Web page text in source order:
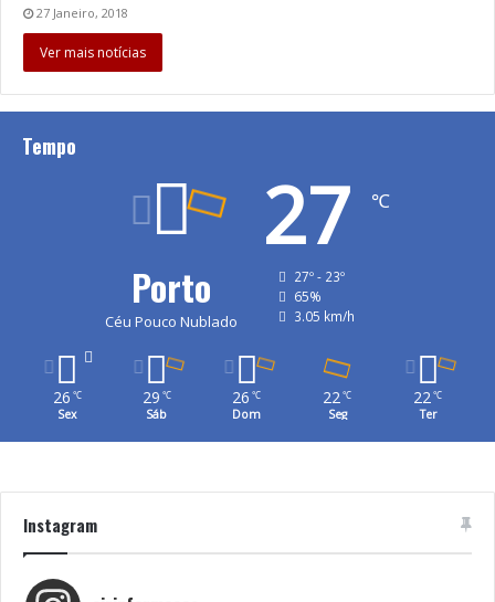
27 Janeiro, 2018
Ver mais notícias
Tempo
Porto
Céu Pouco Nublado
27 ℃
27º - 23º
65%
3.05 km/h
26 ℃
Sex
29 ℃
Sáb
26 ℃
Dom
22℃
Seg
22℃
Ter
Instagram